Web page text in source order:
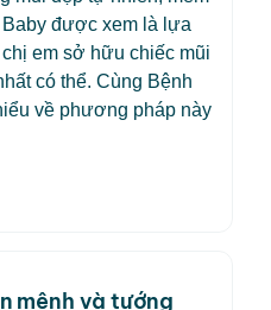
được xem là lựa
em sở hữu chiếc mũi
có thể. Cùng Bệnh
về phương pháp này
mệnh và tướng